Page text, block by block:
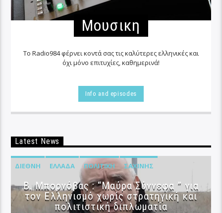
Μουσικη
Το Radio984 φέρνει κοντά σας τις καλύτερες ελληνικές και
όχι μόνο επιτυχίες, καθημερινά!
Info and episodes
Latest News
ΔΙΕΘΝΉ ΕΛΛΆΔΑ ΠΟΛΙΤΙΚΉ ΣΑΧΊΝΗΣ
B. Μπορνόβας : “Μαύρα Σύννεφα ” για
τον Ελληνισμό χωρίς στρατηγική και
πολιτιστική διπλωματία